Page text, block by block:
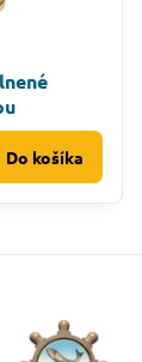
Do košíka